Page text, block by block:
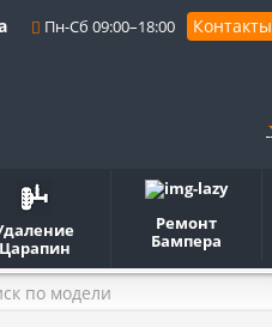
Пн-Сб 09:00–18:00 Контакты
Царапин
Ремонт
Бампера